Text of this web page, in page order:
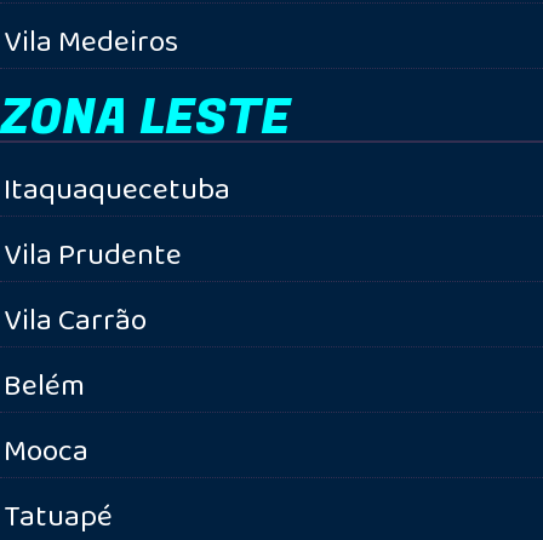
Vila Medeiros
ZONA LESTE
Itaquaquecetuba
Vila Prudente
Vila Carrão
Belém
Mooca
Tatuapé